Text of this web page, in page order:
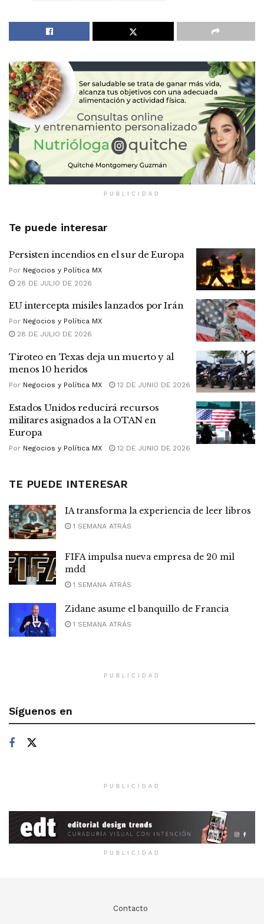
PUBLICIDAD
Te puede interesar
Persisten incendios en el sur de Europa
Por Negocios y Política MX
28 DE JULIO DE 2026
EU intercepta misiles lanzados por Irán
Por Negocios y Política MX
28 DE JULIO DE 2026
Tiroteo en Texas deja un muerto y al
menos 10 heridos
Por Negocios y Política MX 12 DE JUNIO DE 2026
Estados Unidos reducirá recursos
militares asignados a la OTAN en
Europa
Por Negocios y Política MX 12 DE JUNIO DE 2026
TE PUEDE INTERESAR
IA transforma la experiencia de leer libros
1 SEMANA ATRÁS
FIFA impulsa nueva empresa de 20 mil
mdd
1 SEMANA ATRÁS
Zidane asume el banquillo de Francia
1 SEMANA ATRÁS
PUBLICIDAD
Síguenos en
PUBLICIDAD
PUBLICIDAD
Contacto